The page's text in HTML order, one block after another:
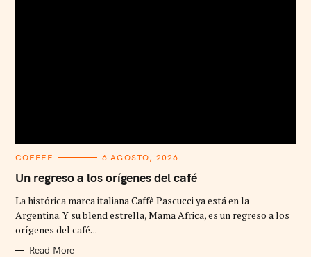
C
T
E
O
R
I
E
COFFEE 6 AGOSTO, 2026
Un regreso a los orígenes del café
La histórica marca italiana Caffè Pascucci ya está en la
Argentina. Y su blend estrella, Mama Africa, es un regreso a los
orígenes del café. ..
Read More